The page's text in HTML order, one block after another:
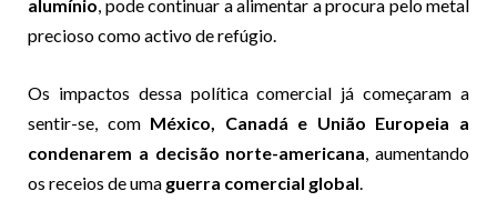
alumínio, pode continuar a alimentar a procura pelo metal
precioso como activo de refúgio.
Os impactos dessa política comercial já começaram a
sentir-se, com México, Canadá e União Europeia a
condenarem a decisão norte-americana, aumentando
os receios de uma guerra comercial global.